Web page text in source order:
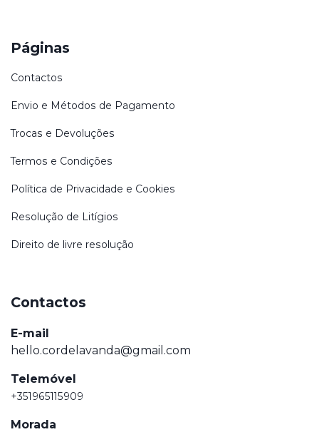
Páginas
Contactos
Envio e Métodos de Pagamento
Trocas e Devoluções
Termos e Condições
Política de Privacidade e Cookies
Resolução de Litígios
Direito de livre resolução
Contactos
E-mail
hello.cordelavanda@gmail.com
Telemóvel
+351965115909
Morada